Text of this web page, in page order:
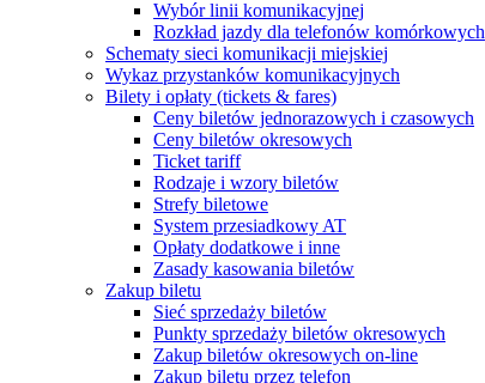
Wybór linii komunikacyjnej
Rozkład jazdy dla telefonów komórkowych
Schematy sieci komunikacji miejskiej
Wykaz przystanków komunikacyjnych
Bilety i opłaty (tickets & fares)
Ceny biletów jednorazowych i czasowych
Ceny biletów okresowych
Ticket tariff
Rodzaje i wzory biletów
Strefy biletowe
System przesiadkowy AT
Opłaty dodatkowe i inne
Zasady kasowania biletów
Zakup biletu
Sieć sprzedaży biletów
Punkty sprzedaży biletów okresowych
Zakup biletów okresowych on-line
Zakup biletu przez telefon